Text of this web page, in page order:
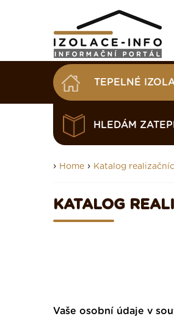
TEPELNÉ
HLEDÁM
› Home › Katalog
KATALOG
Vaše osobní údaje v